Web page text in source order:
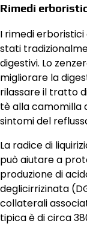
Rimedi
I rimedi
stati
digestivi. Lo
migliorare la
rilassare il tratto
tè alla camomilla
sintomi del
La radice di
può aiutare a
produzione di
deglicirrizinata
collaterali
tipica è di circa